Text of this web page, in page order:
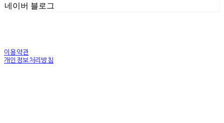
네이버 블로그
이용약관
개인정보처리방침